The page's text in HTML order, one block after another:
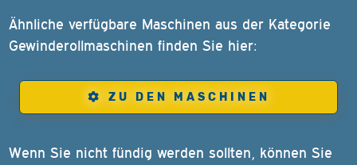
Ähnliche verfügbare Maschinen aus der Kategorie
Gewinderollmaschinen finden Sie hier:
ZU DEN MASCHINEN
Wenn Sie nicht fündig werden sollten, können Sie